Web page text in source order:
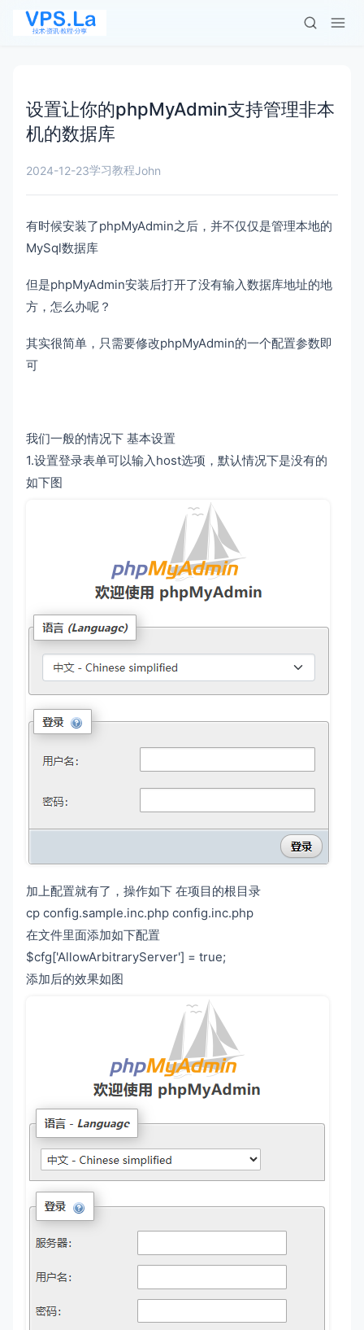
设置让你的phpMyAdmin支持管理非本
机的数据库
2024-12-23学习教程John
有时候安装了phpMyAdmin之后，并不仅仅是管理本地的
MySql数据库
但是phpMyAdmin安装后打开了没有输入数据库地址的地
方，怎么办呢？
其实很简单，只需要修改phpMyAdmin的一个配置参数即
可
我们一般的情况下 基本设置
1.设置登录表单可以输入host选项，默认情况下是没有的
如下图
加上配置就有了，操作如下 在项目的根目录
cp config.sample.inc.php config.inc.php
在文件里面添加如下配置
$cfg['AllowArbitraryServer'] = true;
添加后的效果如图